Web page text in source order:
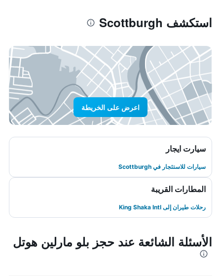
استكشف Scottburgh
اعرض على الخريطة
سيارت ايجار
سيارات للاستئجار في Scottburgh
المطارات القريبة
رحلات طيران إلى King Shaka Intl
الأسئلة الشائعة عند حجز بلو مارلين هوتل